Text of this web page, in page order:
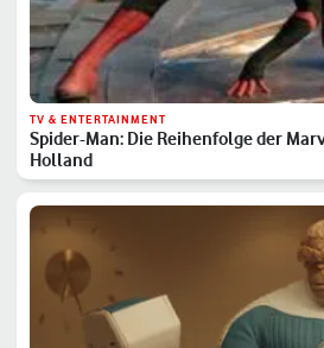
TV & ENTERTAINMENT
Spider-Man: Die Reihenfolge der
Holland